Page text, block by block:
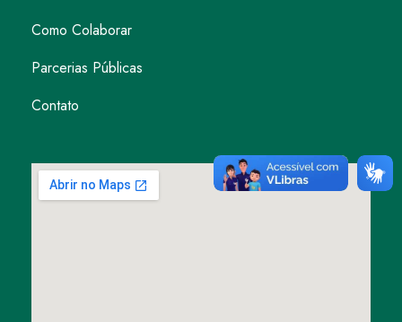
Como Colaborar
Parcerias Públicas
Contato